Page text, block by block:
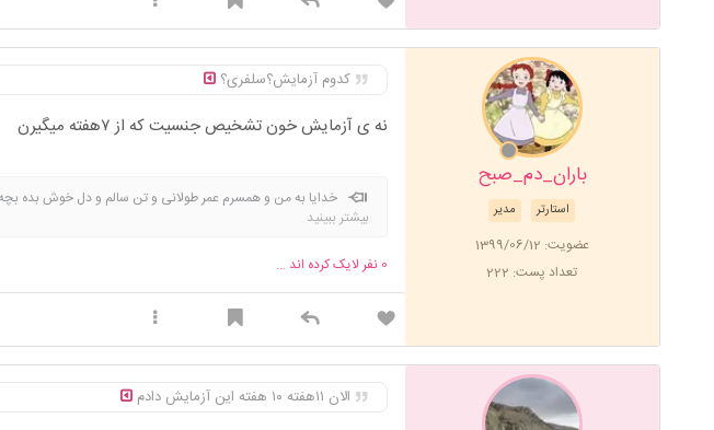
باران_دم_صبح
مدیر استارتر
عضویت: 1399/06/12
تعداد پست: 222
کدوم آزمایش؟سلفری؟
نه ی آزمایش خون تشخیص جنسیت که از ۷هفته میگیرن
خدایا به من و همسرم عمر طولانی و تن سالم و دل خوش بده
ببینیم انشااله.خدایا ۳تا بچه هام رو عاقبت بخیر و خوشبخت کن الهی آمین
بیشتر ببینید
0 نفر لایک کرده اند ...
الان ۱۱هفته ۱۰ هفته این آزمایش دادم